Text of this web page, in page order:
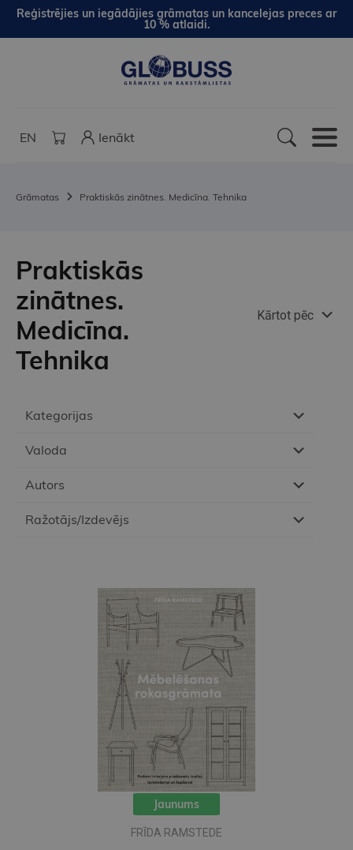
Reģistrējies un iegādājies grāmatas un kancelejas preces ar
10 % atlaidi.
EN Ienākt
Grāmatas Praktiskās zinātnes. Medicīna. Tehnika
Kategorijas
Valoda
Autors
Ražotājs/Izdevējs
Praktiskās
zinātnes.
Medicīna.
Tehnika
Kārtot pēc
Jaunums
FRĪDA RAMSTEDE